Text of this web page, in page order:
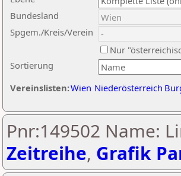
Sortierung
Bundesland
Spgem./Kreis/Verein
Nur
Vereinslisten:Wien Niederösterreich
Pnr:149502 Name:
Zeitreihe, Grafik